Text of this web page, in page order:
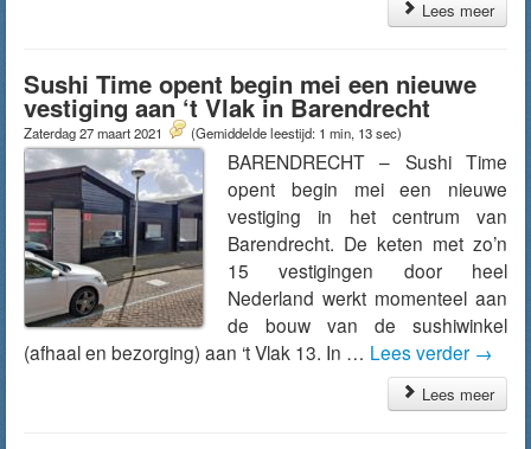
Lees meer
Sushi Time opent begin mei een nieuwe
vestiging aan ‘t Vlak in Barendrecht
Zaterdag 27 maart 2021 (Gemiddelde leestijd: 1 min, 13 sec)
BARENDRECHT – Sushi Time
opent begin mei een nieuwe
vestiging in het centrum van
Barendrecht. De keten met zo’n
15 vestigingen door heel
Nederland werkt momenteel aan
de bouw van de sushiwinkel
(afhaal en bezorging) aan ‘t Vlak 13. In … Lees verder →
Lees meer